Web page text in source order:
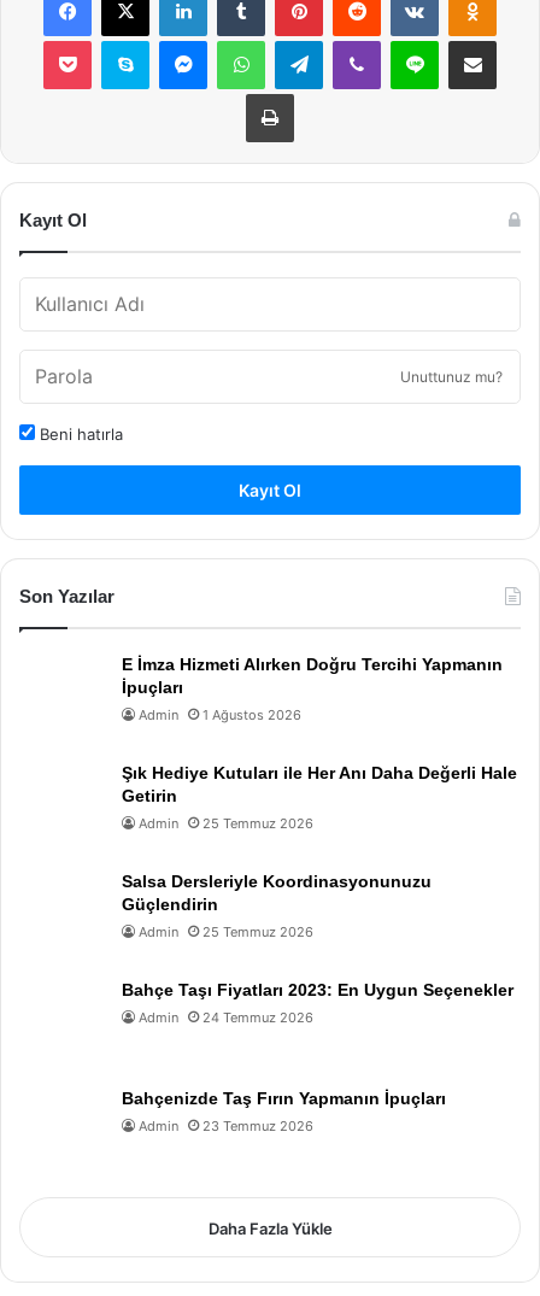
Pocket Skype MessengerWhatsAppTelegramViber Line E-Posta ile
Yazdır
Kayıt Ol
Unuttunuz mu?
Beni hatırla
Kayıt Ol
Son Yazılar
E İmza Hizmeti Alırken Doğru Tercihi Yapmanın
İpuçları
Admin 1 Ağustos 2026
Şık Hediye Kutuları ile Her Anı Daha Değerli Hale
Getirin
Admin 25 Temmuz 2026
Salsa Dersleriyle Koordinasyonunuzu
Güçlendirin
Admin 25 Temmuz 2026
Bahçe Taşı Fiyatları 2023: En Uygun Seçenekler
Admin 24 Temmuz 2026
Bahçenizde Taş Fırın Yapmanın İpuçları
Admin 23 Temmuz 2026
Daha Fazla Yükle